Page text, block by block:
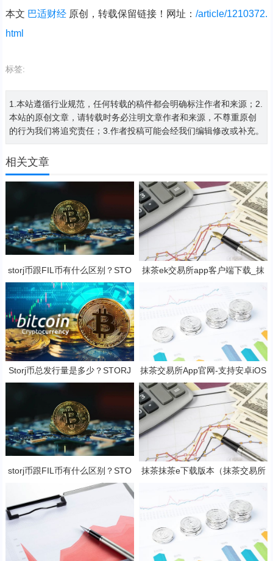
本文 巴适财经原创，转载保留链接！网址： /article/1210372.
html
标签:
1.本站遵循行业规范，任何转载的稿件都会明确标注作者和来源；2.
本站的原创文章，请转载时务必注明文章作者和来源，不尊重原创
的行为我们将追究责任；3.作者投稿可能会经我们编辑修改或补充。
相关文章
storj币跟FIL币有什么区别？STO
RJ币还有赚钱空间吗?
抹茶ek交易所app客户端下载_抹
Storj币总发行量是多少？STORJ
是一项好的投资吗？
抹茶交易所App官网-支持安卓iOS
官方下载应用平台
storj币跟FIL币有什么区别？STO
RJ币还有赚钱空间吗?
抹茶抹茶e下载版本（抹茶交易所